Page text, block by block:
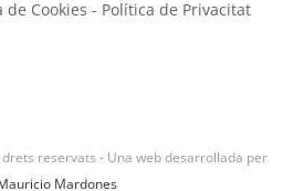
de Cookies - Política de Privacitat
reservats - Una web desarrollada per
Mardones